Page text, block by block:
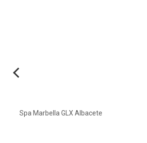
Spa Marbella GLX Albacete